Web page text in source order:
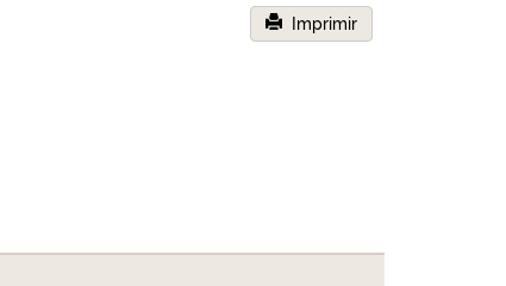
Imprimir